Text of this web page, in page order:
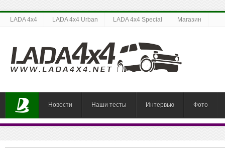
LADA 4x4 LADA 4x4 Urban LADA 4x4 Special Магазин
Новости Наши тесты Интервью Фото